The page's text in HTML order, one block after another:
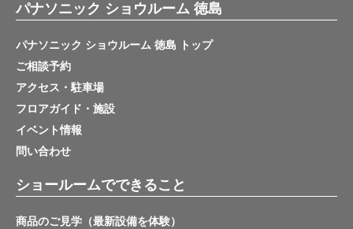
パナソニック ショウルーム 徳島
パナソニック ショウルーム 徳島 トップ
ご相談予約
アクセス・駐車場
フロアガイド・施設
イベント情報
問い合わせ
ショールームでできること
商品のご見学（最新設備を体験）